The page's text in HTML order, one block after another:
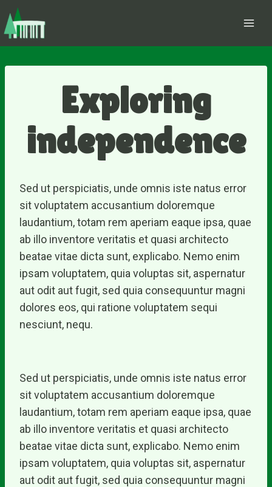
Zum
Inhalt
springen
Exploring
independence
Sed ut perspiciatis, unde omnis iste natus error
sit voluptatem accusantium doloremque
laudantium, totam rem aperiam eaque ipsa, quae
ab illo inventore veritatis et quasi architecto
beatae vitae dicta sunt, explicabo. Nemo enim
ipsam voluptatem, quia voluptas sit, aspernatur
aut odit aut fugit, sed quia consequuntur magni
dolores eos, qui ratione voluptatem sequi
nesciunt, nequ.
Sed ut perspiciatis, unde omnis iste natus error
sit voluptatem accusantium doloremque
laudantium, totam rem aperiam eaque ipsa, quae
ab illo inventore veritatis et quasi architecto
beatae vitae dicta sunt, explicabo. Nemo enim
ipsam voluptatem, quia voluptas sit, aspernatur
aut odit aut fugit, sed quia consequuntur magni